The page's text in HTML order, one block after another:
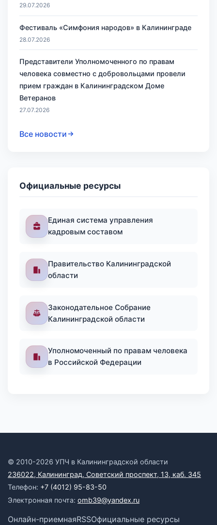
29.07.2026
Фестиваль «Симфония народов» в Калининграде
28.07.2026
Представители Уполномоченного по правам
человека совместно с добровольцами провели
прием граждан в Калининградском Доме
Ветеранов
27.07.2026
Все новости
Официальные ресурсы
Единая система управления
кадровым составом
Правительство Калининградской
области
Законодательное Собрание
Калининградской области
Уполномоченный по правам человека
в Российской Федерации
© 2010-2026 УПЧ в Калининградской области
236022, Калининград, Советский проспект, 13, каб. 345
Телефон: +7 (4012) 95-83-50
Электронная почта: omb39@yandex.ru
Онлайн-приемнаяRSSОфициальные ресурсы